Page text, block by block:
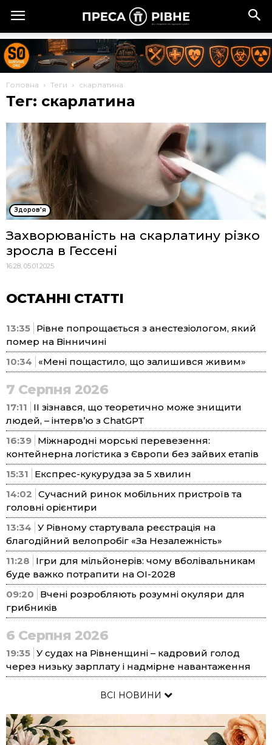
Головна Теги скарлатина
Тег: скарлатина
Здоров'я
Захворюваність на скарлатину різко
зросла в Гессені
16:28, 05.01.2025
ОСТАННІ СТАТТІ
13:35 Рівне попрощається з анестезіологом, який
помер на Вінничині
10:34
«Мені пощастило, що залишився живим»
7 Серпня 2026
17:11
ІІ зізнався, що теоретично може знищити
людей, – інтерв’ю з ChatGPT
16:39 Міжнародні морські перевезення:
контейнерна логістика з Європи без зайвих етапів
15:31
Експрес-кукурудза за 5 хвилин
14:02 Сучасний ринок мобільних пристроїв та
головні орієнтири
13:34 У Рівному стартувала реєстрація на
благодійний велопробіг «За Незалежність»
11:28
Ігри для мільйонерів: чому вболівальникам
буде важко потрапити на ОІ-2028
09:20
Вчені розробляють розумні окуляри для
грибників
6 Серпня 2026
19:35 У судах на Рівненщині – кадровий голод
через низьку зарплату і надмірне навантаження
ВСІ НОВИНИ